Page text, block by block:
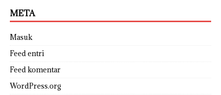
META
Masuk
Feed entri
Feed komentar
WordPress.org